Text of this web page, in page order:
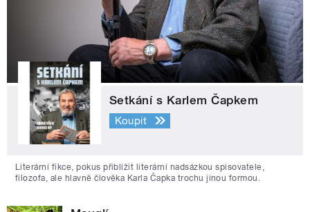
Setkání s Karlem Čapkem
Koupit
Literární fikce, pokus přiblížit literární nadsázkou spisovatele,
filozofa, ale hlavně člověka Karla Čapka trochu jinou formou.